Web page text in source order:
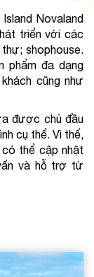
Novaland
triển với các
thự; shophouse.
phẩm đa dạng
cũng như
được chủ đầu
cụ thể. Vì thế,
có thể cập nhật
và hỗ trợ từ